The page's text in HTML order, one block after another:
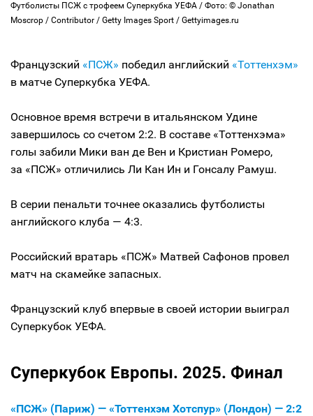
Футболисты ПСЖ с трофеем Суперкубка УЕФА / Фото: © Jonathan
Moscrop / Contributor / Getty Images Sport / Gettyimages.ru
Французский «ПСЖ» победил английский «Тоттенхэм»
в матче Суперкубка УЕФА.
Основное время встречи в итальянском Удине
завершилось со счетом 2:2. В составе «Тоттенхэма»
голы забили Мики ван де Вен и Кристиан Ромеро,
за «ПСЖ» отличились Ли Кан Ин и Гонсалу Рамуш.
В серии пенальти точнее оказались футболисты
английского клуба — 4:3.
Российский вратарь «ПСЖ» Матвей Сафонов провел
матч на скамейке запасных.
Французский клуб впервые в своей истории выиграл
Суперкубок УЕФА.
Суперкубок Европы. 2025. Финал
«ПСЖ» (Париж) — «Тоттенхэм Хотспур» (Лондон) — 2:2